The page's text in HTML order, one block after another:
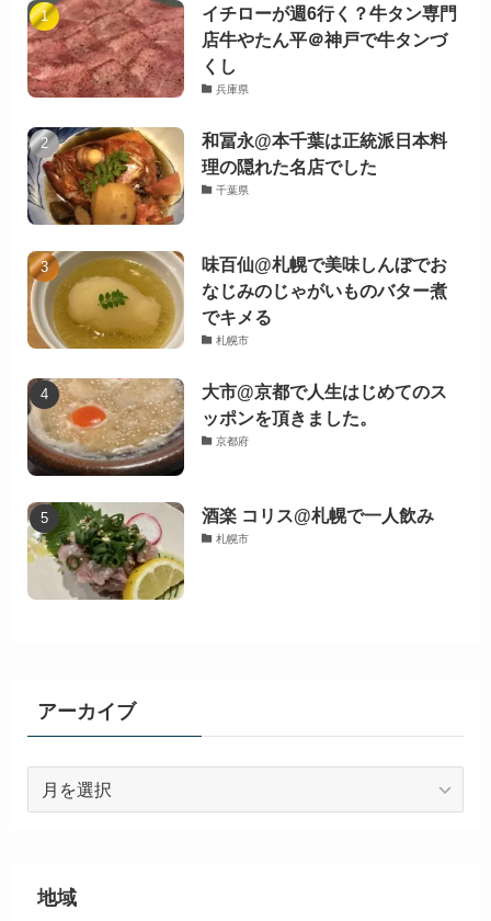
イチローが週6行く？牛タン専門
店牛やたん平＠神戸で牛タンづ
くし
兵庫県
和冨永@本千葉は正統派日本料
理の隠れた名店でした
千葉県
味百仙@札幌で美味しんぼでお
なじみのじゃがいものバター煮
でキメる
札幌市
大市@京都で人生はじめてのス
ッポンを頂きました。
京都府
酒楽 コリス@札幌で一人飲み
札幌市
アーカイブ
ブ
地域